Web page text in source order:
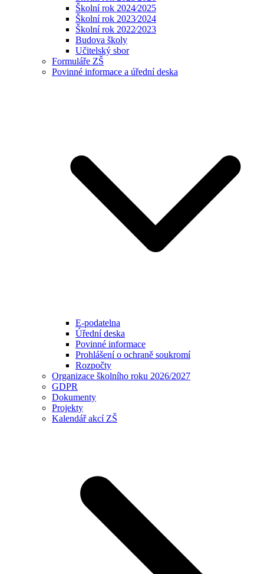
Školní rok 2024⁄2025
Školní rok 2023⁄2024
Školní rok 2022⁄2023
Budova školy
Učitelský sbor
Formuláře ZŠ
Povinné informace a úřední deska
E-podatelna
Úřední deska
Povinné informace
Prohlášení o ochraně soukromí
Rozpočty
Organizace školního roku 2026/2027
GDPR
Dokumenty
Projekty
Kalendář akcí ZŠ